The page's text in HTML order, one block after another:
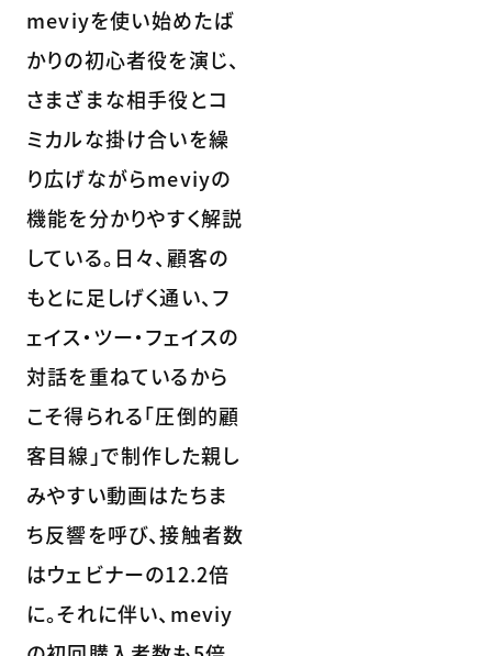
meviyを使い始めたば
かりの初心者役を演じ、
さまざまな相手役とコ
ミカルな掛け合いを繰
り広げながらmeviyの
機能を分かりやすく解説
している。日々、顧客の
もとに足しげく通い、フ
ェイス・ツー・フェイスの
対話を重ねているから
こそ得られる「圧倒的顧
客目線」で制作した親し
みやすい動画はたちま
ち反響を呼び、接触者数
はウェビナーの12.2倍
に。それに伴い、meviy